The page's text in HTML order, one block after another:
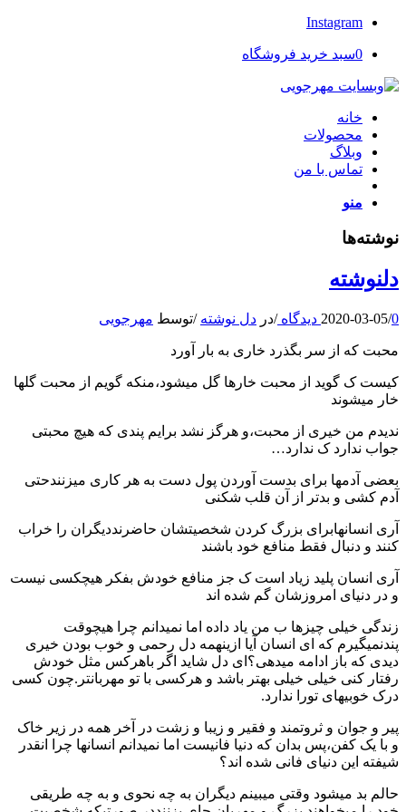
Instagram
0سبد خرید فروشگاه
خانه
محصولات
وبلاگ
تماس با من
منو
نوشته‌ها
دلنوشته
2020-03-05/0 دیدگاه /در دل نوشته /توسط مهرجویی
محبت که از سر بگذرد خاری به بار آورد
کیست ک گوید از محبت خارها گل میشود،منکه گویم از محبت گلها
خار میشوند
ندیدم من خیری از محبت،و هرگز نشد برایم پندی که هیچ محبتی
جواب ندارد ک ندارد…
بعضی آدمها برای بدست آوردن پول دست به هر کاری میزنندحتی
آدم کشی و بدتر از آن قلب شکنی
آری انسانهابرای بزرگ کردن شخصیتشان حاضرنددیگران را خراب
کنند و دنبال فقط منافع خود باشند
آری انسان پلید زیاد است ک جز منافع خودش بفکر هیچکسی نیست
و در دنیای امروزشان گم شده اند
زندگی خیلی چیزها ب من یاد داده اما نمیدانم چرا هیچوقت
پندنمیگیرم که ای انسان آیا ازینهمه دل رحمی و خوب بودن خیری
دیدی که باز ادامه میدهی؟ای دل شاید اگر باهرکس مثل خودش
رفتار کنی خیلی خیلی بهتر باشد و هرکسی با تو مهربانتر.چون کسی
درک خوبیهای تورا ندارد.
پیر و جوان و ثروتمند و فقیر و زیبا و زشت در آخر همه در زیر خاک
و با یک کفن،پس بدان که دنیا فانیست اما نمیدانم انسانها چرا انقدر
شیفته این دنیای فانی شده اند؟
حالم بد میشود وقتی میبینم دیگران به چه نحوی و به چه طریقی